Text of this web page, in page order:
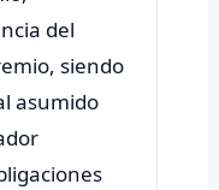
del
siendo
asumido